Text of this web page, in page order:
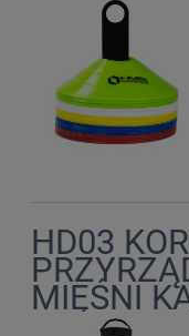
HD03
MIĘŚNI